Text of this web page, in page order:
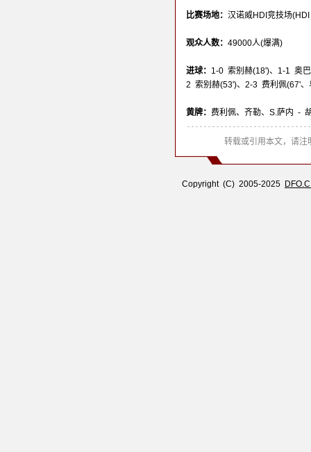
比赛场地： 汉诺威HDI竞技场
观众人数： 49000人(爆满)
进球： 1-0 索别赫(18')、1-1 奥
2 索别赫(53')、2-3 费利佩(67'
黄牌： 费利佩、齐勒、S.萨内 -
转载或引用本文，请注
Copyright (C) 2005-2025